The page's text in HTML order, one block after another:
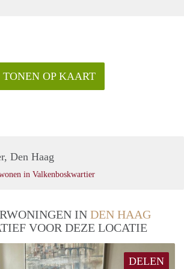
TONEN OP KAART
Den Haag
in Valkenboskwartier
IN DEN HAAG
VOOR DEZE LOCATIE
DELEN